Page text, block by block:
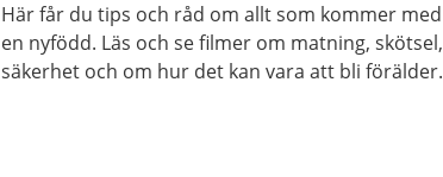
Här får du tips och råd om allt som kommer med
en nyfödd. Läs och se filmer om matning, skötsel,
säkerhet och om hur det kan vara att bli förälder.